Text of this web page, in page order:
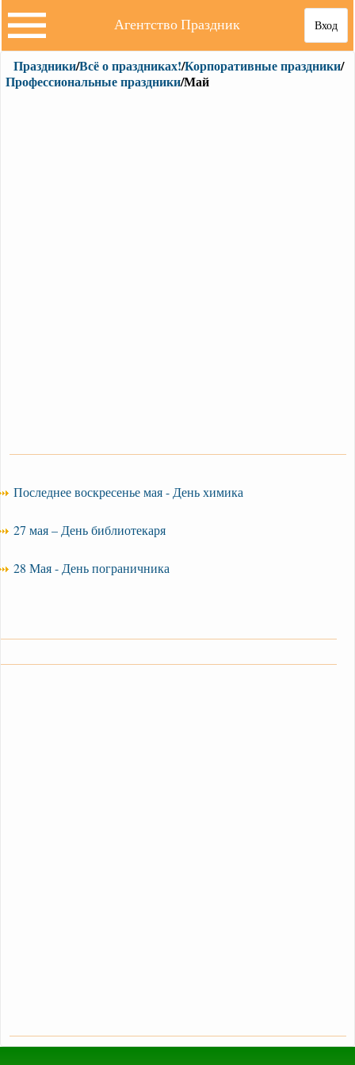
Вход
Агентство Праздник
Праздники/Всё о праздниках!/Корпоративные праздники/
Профессиональные праздники/Май
Последнее воскресенье мая - День химика
27 мая – День библиотекаря
28 Мая - День пограничника